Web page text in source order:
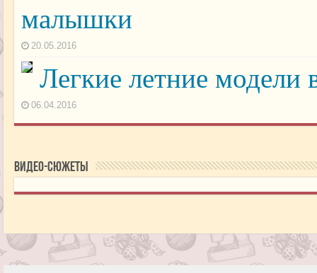
малышки
20.05.2016
Легкие летние модели
06.04.2016
Видео-сюжеты